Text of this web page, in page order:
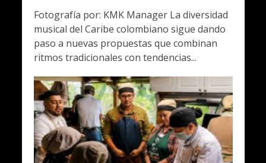
Fotografía por: KMK Manager La diversidad
musical del Caribe colombiano sigue dando
paso a nuevas propuestas que combinan
ritmos tradicionales con tendencias...